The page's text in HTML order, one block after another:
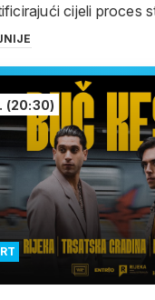
cijeli proces
(20:30)